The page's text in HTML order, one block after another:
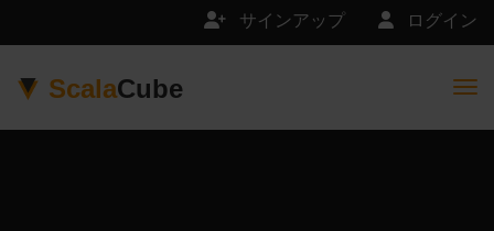
ログイン
サインアップ
ScalaCube